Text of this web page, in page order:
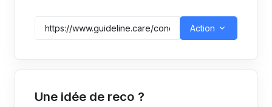
Action
Une idée de reco ?